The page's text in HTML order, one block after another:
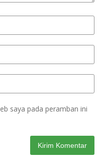
saya pada peramban ini